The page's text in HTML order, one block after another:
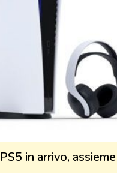
in arrivo,